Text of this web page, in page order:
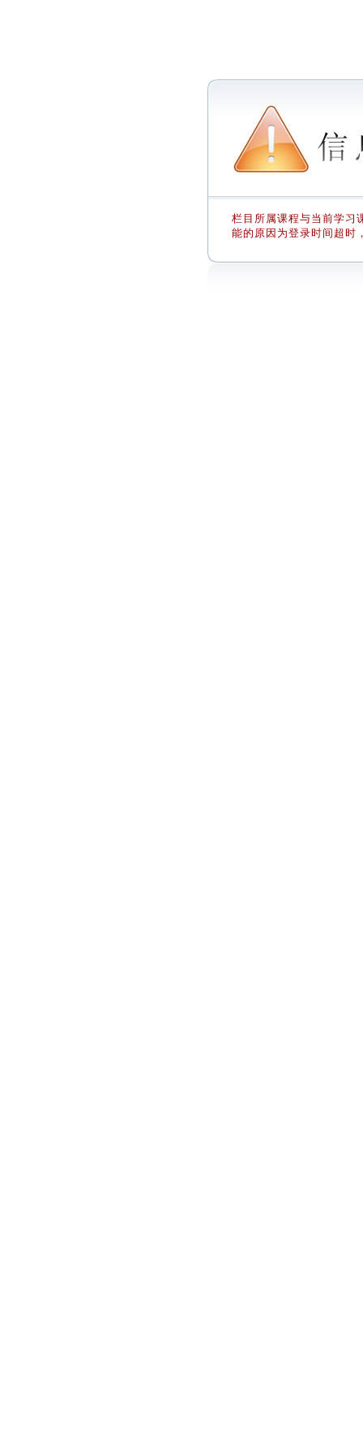
栏目所属课程与当前学习
能的原因为登录时间超时